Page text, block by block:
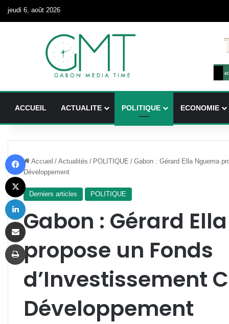
jeudi 6, août 2026
ACCUEIL ACTUALITE POLITIQUE ECONOMIE
Accueil / Actualités / POLITIQUE / Gabon : Gérard Ella Nguema
Développement
Derniers articles POLITIQUE
Gabon : Gérard
propose un Fonds
d’Investissement
Développement
X
Linkedin
Partager par email